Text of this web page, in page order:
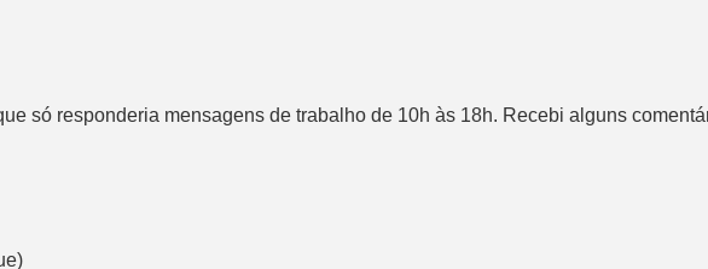
só responderia mensagens de trabalho de 10h às 18h. Recebi alguns